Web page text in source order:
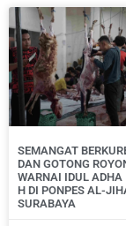
SEMANGAT
DAN GOTONG
WARNAI IDUL ADHA
H DI PONPES AL-
SURABAYA